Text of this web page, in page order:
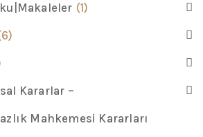
(1)
Kararlar –
Mahkemesi Kararları